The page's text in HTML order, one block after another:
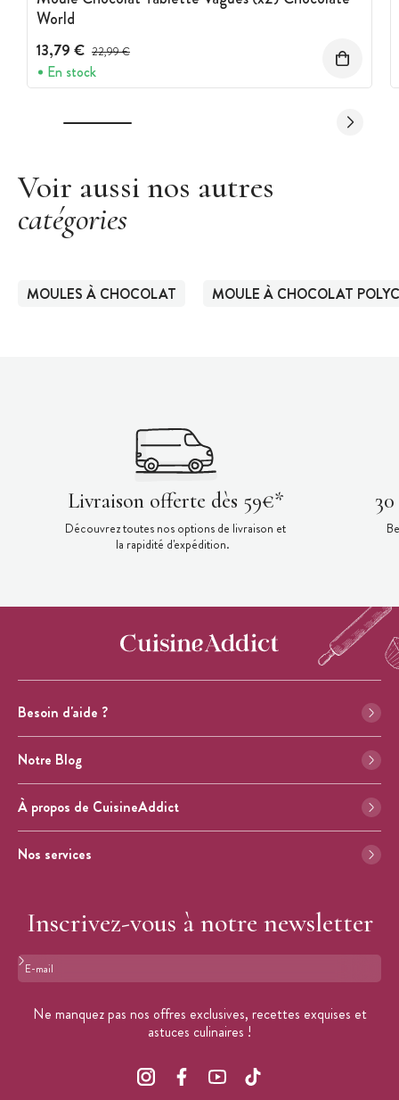
World
13,79 € Prix avant réduction :
22,99 €
En stock
Voir aussi nos autres
catégories
MOULES À CHOCOLAT MOULE À CHOCOLAT
Livraison offerte dès 59€*
Découvrez toutes nos options de livraison et
la rapidité d'expédition.
Besoin d'aide ?
Notre Blog
À propos de CuisineAddict
Nos services
Inscrivez-vous à notre newsletter
Format : adresse@email.com
Ne manquez pas nos offres exclusives, recettes exquises et
astuces culinaires !